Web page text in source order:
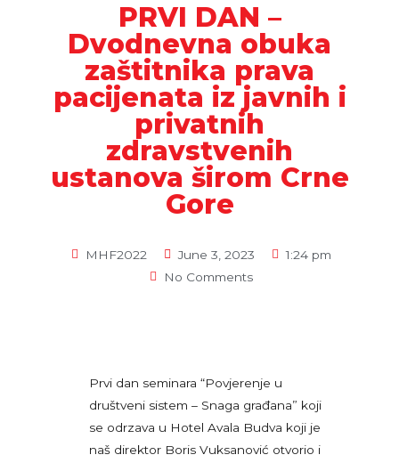
PRVI DAN –
Dvodnevna obuka
zaštitnika prava
pacijenata iz javnih i
privatnih
zdravstvenih
ustanova širom Crne
Gore
MHF2022 June 3, 2023
1:24 pm
No Comments
Prvi dan seminara “Povjerenje u
društveni sistem – Snaga građana” koji
se odrzava u Hotel Avala Budva koji je
naš direktor Boris Vuksanović otvorio i